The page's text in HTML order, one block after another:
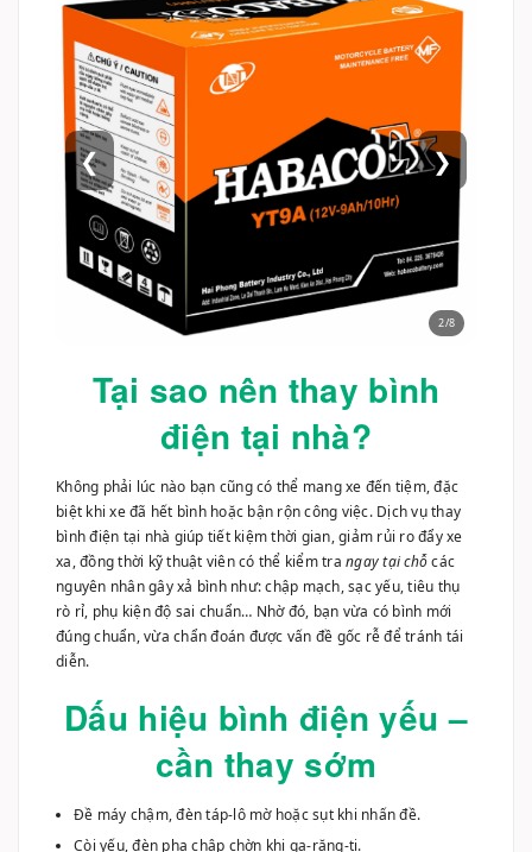
❮ ❯
Tại sao nên thay bình
điện tại nhà?
Không phải lúc nào bạn cũng có thể mang xe đến tiệm, đặc
bình điện tại nhà giúp tiết kiệm thời gian, giảm rủi ro đẩy xe
xa, đồng thời kỹ thuật viên có thể kiểm trangay tại chỗ các
nguyên nhân gây xả bình như: chập mạch, sạc yếu, tiêu thụ
rò rỉ, phụ kiện độ sai chuẩn… Nhờ đó, bạn vừa có bình mới
đúng chuẩn, vừa chẩn đoán được vấn đề gốc rễ để tránh tái
diễn.
Dấu hiệu bình điện yếu –
cần thay sớm
Đề máy chậm, đèn táp-lô mờ hoặc sụt khi nhấn đề.
Còi yếu, đèn pha chập chờn khi ga-răng-ti.
Xe để qua đêm khó nổ máy; phải đạp cần nhiều lần.